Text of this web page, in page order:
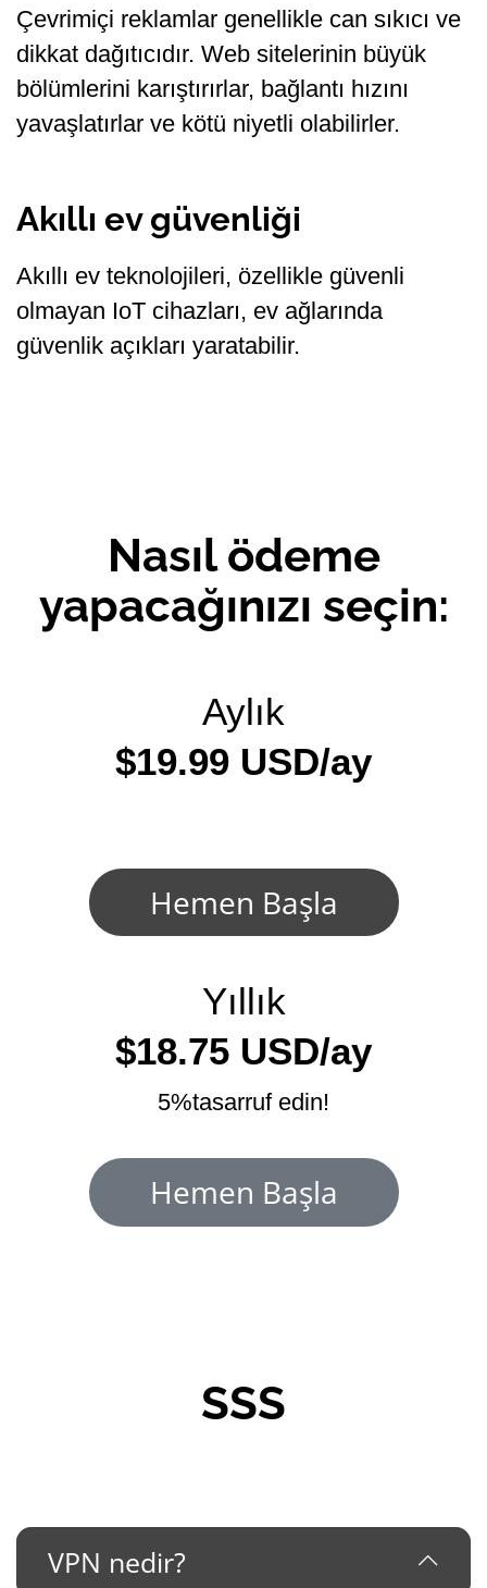
Çevrimiçi reklamlar genellikle can sıkıcı ve
dikkat dağıtıcıdır. Web sitelerinin büyük
bölümlerini karıştırırlar, bağlantı hızını
yavaşlatırlar ve kötü niyetli olabilirler.
Akıllı ev güvenliği
Akıllı ev teknolojileri, özellikle güvenli
olmayan IoT cihazları, ev ağlarında
güvenlik açıkları yaratabilir.
Nasıl ödeme
yapacağınızı seçin:
Aylık
$19.99 USD/ay
Hemen Başla
Yıllık
$18.75 USD/ay
5%tasarruf edin!
Hemen Başla
SSS
VPN nedir?